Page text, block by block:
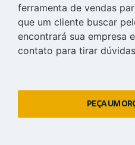
ferramenta de vendas
que um cliente buscar
encontrará sua empresa
contato para tirar
PEÇA UM